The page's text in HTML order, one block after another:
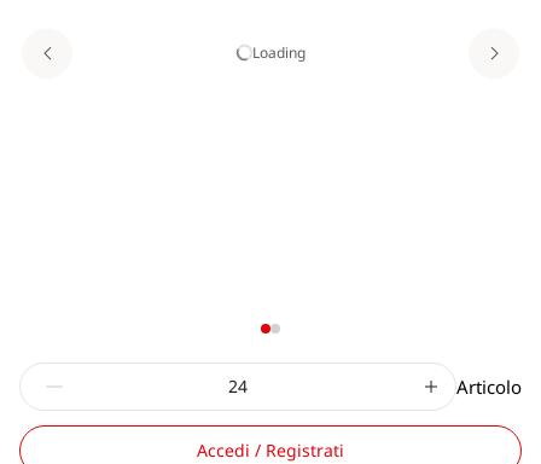
Loading
Articolo
Accedi / Registrati